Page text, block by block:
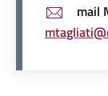
mail